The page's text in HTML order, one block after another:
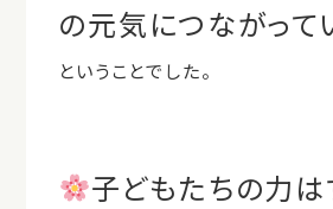
の元気につながって
ということでした。
子どもたちの力は